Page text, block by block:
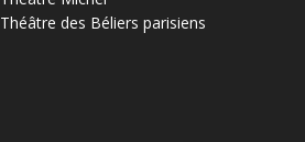
Théâtre des Béliers parisiens